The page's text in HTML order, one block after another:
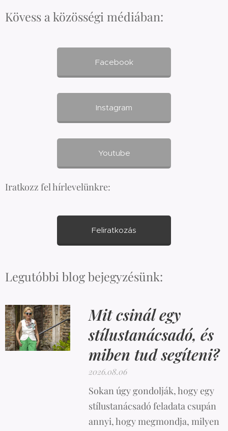
Kövess a közösségi médiában:
Facebook
Instagram
Youtube
Iratkozz fel hírlevelünkre:
Feliratkozás
Legutóbbi blog bejegyzésünk:
Mit csinál egy
stílustanácsadó, és
miben tud segíteni?
2026.08.06
Sokan úgy gondolják, hogy egy
stílustanácsadó feladata csupán
annyi, hogy megmondja, milyen